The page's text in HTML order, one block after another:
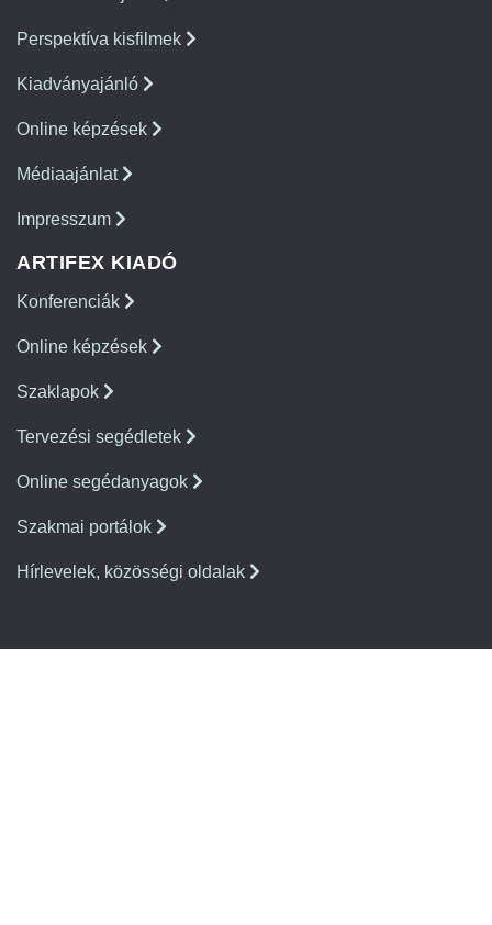
Perspektíva kisfilmek
Kiadványajánló
Online képzések
Médiaajánlat
Impresszum
ARTIFEX KIADÓ
Konferenciák
Online képzések
Szaklapok
Tervezési segédletek
Online segédanyagok
Szakmai portálok
Hírlevelek, közösségi oldalak